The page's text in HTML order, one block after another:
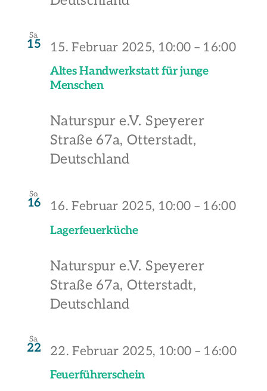
Sa.
15
Altes Handwerkstatt für junge
Menschen
15. Februar 2025, 10:00 – 16:00
Naturspur e.V. Speyerer
Straße 67a, Otterstadt,
Deutschland
So.
16
Lagerfeuerküche
16. Februar 2025, 10:00 – 16:00
Naturspur e.V. Speyerer
Straße 67a, Otterstadt,
Deutschland
Sa.
22
Feuerführerschein
22. Februar 2025, 10:00 – 16:00